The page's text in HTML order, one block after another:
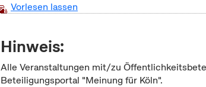
Vorlesen lassen
Hinweis:
Alle Veranstaltungen mit/zu
Beteiligungsportal "Meinung für Köln".